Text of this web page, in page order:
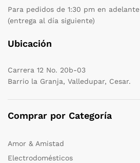
Para pedidos de 1:30 pm en adelante
(entrega al día siguiente)
Ubicación
Carrera 12 No. 20b-03
Barrio la Granja, Valledupar, Cesar.
Comprar por Categoría
Amor & Amistad
Electrodomésticos